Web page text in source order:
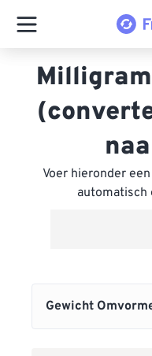
Voer hieronder
automatisch